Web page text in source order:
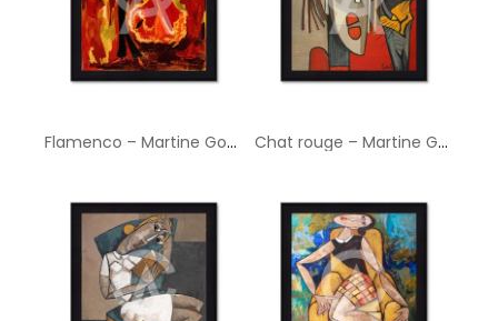
Flamenco – Martine Gonnin Chat rouge – Martine Gonnin